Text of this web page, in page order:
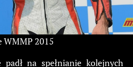
WMMP 2015
na spełnianie kolejnych